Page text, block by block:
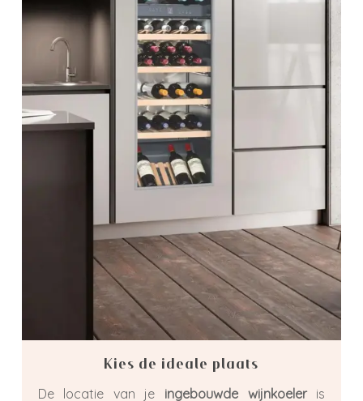
Kies de ideale plaats
De locatie van je ingebouwde wijnkoeleris